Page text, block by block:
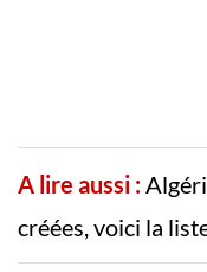
A lire aussi :
créées, voici la